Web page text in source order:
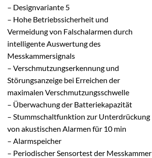
– Designvariante 5
– Hohe Betriebssicherheit und
Vermeidung von Falschalarmen durch
intelligente Auswertung des
Messkammersignals
– Verschmutzungserkennung und
Störungsanzeige bei Erreichen der
maximalen Verschmutzungsschwelle
– Überwachung der Batteriekapazität
– Stummschaltfunktion zur Unterdrückung
von akustischen Alarmen für 10 min
– Alarmspeicher
– Periodischer Sensortest der Messkammer